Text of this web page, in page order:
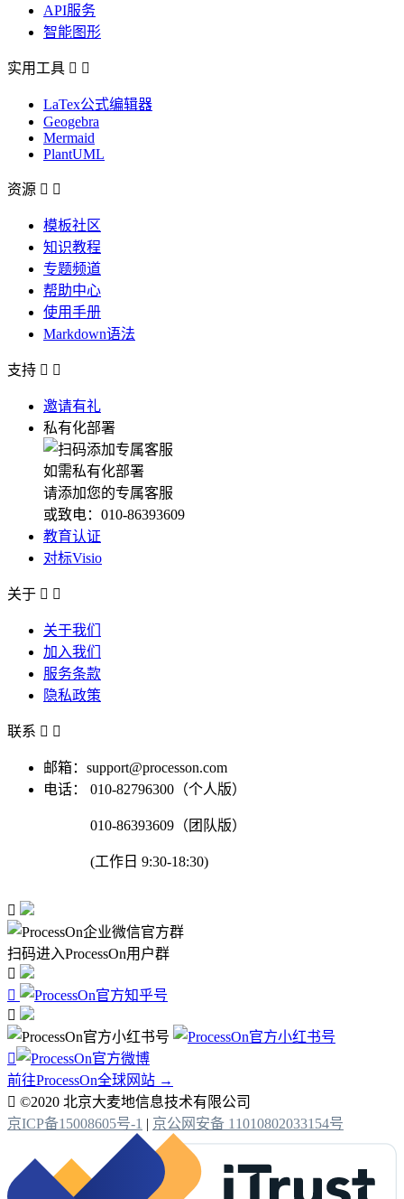
API服务
智能图形
实用工具  
LaTex公式编辑器
Geogebra
Mermaid
PlantUML
资源  
模板社区
知识教程
专题频道
帮助中心
使用手册
Markdown语法
支持  
邀请有礼
私有化部署
如需私有化部署
请添加您的专属客服
或致电：010-86393609
教育认证
对标Visio
关于  
关于我们
加入我们
服务条款
隐私政策
联系  
邮箱：support@processon.com
电话：
010-82796300（个人版）
010-86393609（团队版）
(工作日 9:30-18:30)

扫码进入ProcessOn用户群




前往ProcessOn全球网站 →
 ©2020 北京大麦地信息技术有限公司
京ICP备15008605号-1 | 京公网安备 11010802033154号